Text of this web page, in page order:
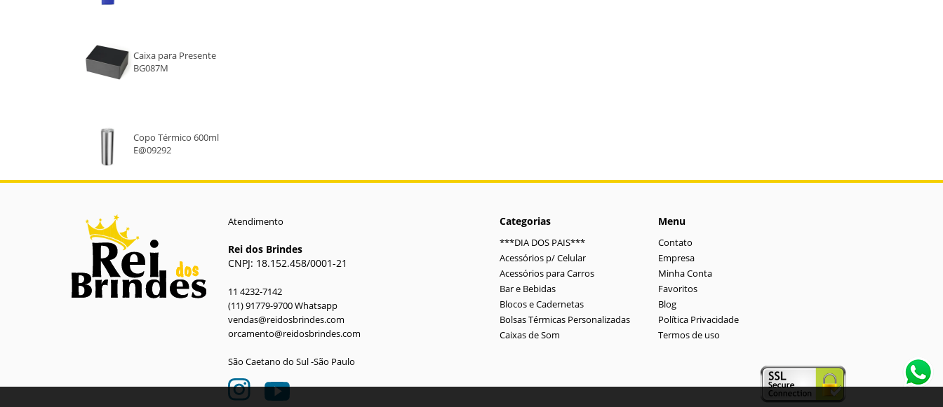
CINZA
LARANJA
Caixa para Presente
BG087M
Copo Térmico 600ml
E@09292
Atendimento
Rei dos Brindes
CNPJ: 18.152.458/0001-21
11 4232-7142
(11) 91779-9700 Whatsapp
vendas@reidosbrindes.com
orcamento@reidosbrindes.com
São Caetano do Sul -São Paulo
Categorias
***DIA DOS PAIS***
Acessórios p/ Celular
Acessórios para Carros
Bar e Bebidas
Blocos e Cadernetas
Bolsas Térmicas Personalizadas
Caixas de Som
Menu
Contato
Empresa
Minha Conta
Favoritos
Blog
Política Privacidade
Termos de uso